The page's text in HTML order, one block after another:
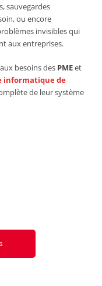
sauvegardes
ou encore
invisibles qui
aux entreprises.
besoins des PMEet
informatiquede
de leur système